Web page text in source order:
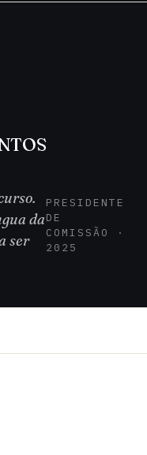
da
ser
PRESIDENTE
DE
COMISSÃO ·
2025